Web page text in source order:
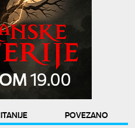
POVEZANO